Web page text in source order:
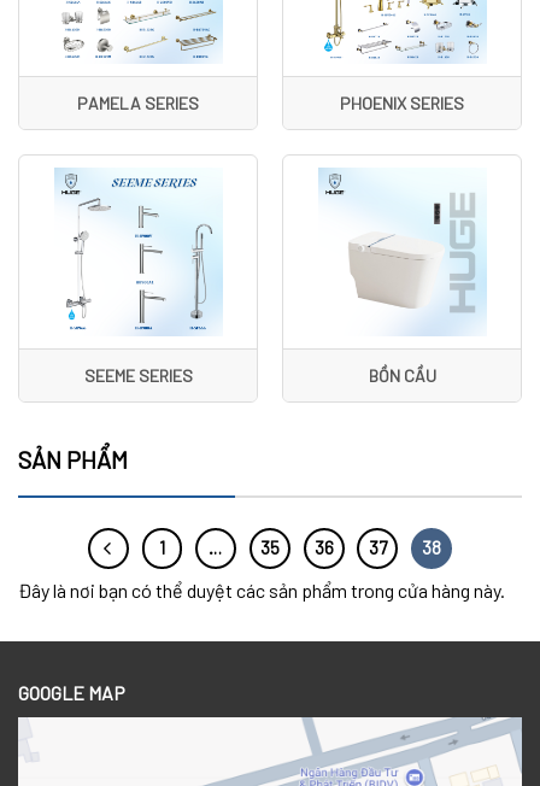
PAMELA SERIES PHOENIX SERIES
SEEME SERIES BỒN CẦU
SẢN PHẨM
1 … 35 36 37 38
Đây là nơi bạn có thể duyệt các sản phẩm trong cửa hàng này.
GOOGLE MAP